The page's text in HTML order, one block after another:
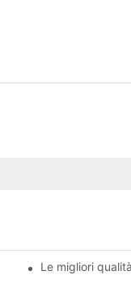
dei freniLe migliori